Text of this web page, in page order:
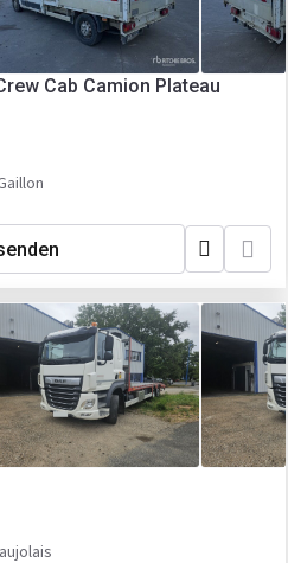
Cab Camion Plateau